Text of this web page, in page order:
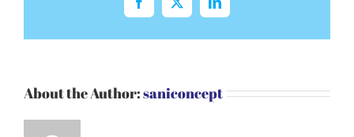
Facebook
X LinkedIn
About the Author:saniconcept